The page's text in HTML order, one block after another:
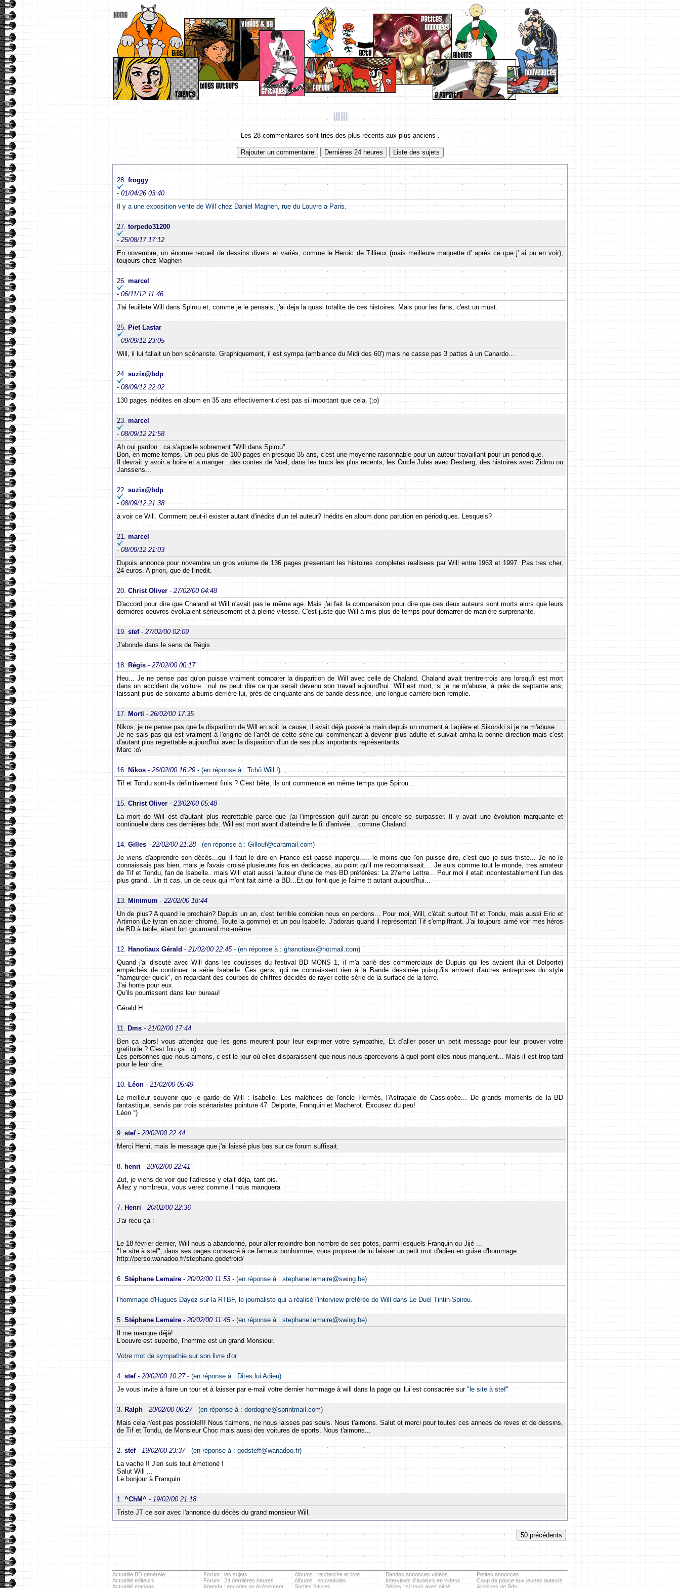
Les 28 commentaires sont triés des plus récents aux plus anciens .
28. froggy
- 01/04/26 03:40
Il y a une exposition-vente de Will chez Daniel Maghen, rue du Louvre a Paris.
27. torpedo31200
- 25/08/17 17:12
En novembre, un énorme recueil de dessins divers et variés, comme le Heroic de Tillieux (mais meilleure maquette d' après ce que j' ai pu en voir),
toujours chez Maghen
26. marcel
- 06/11/12 11:46
J'ai feuillete Will dans Spirou et, comme je le pensais, j'ai deja la quasi totalite de ces histoires. Mais pour les fans, c'est un must.
25. Piet Lastar
- 09/09/12 23:05
Will, il lui fallait un bon scénariste. Graphiquement, il est sympa (ambiance du Midi des 60') mais ne casse pas 3 pattes à un Canardo...
24. suzix@bdp
- 08/09/12 22:02
130 pages inédites en album en 35 ans effectivement c'est pas si important que cela. (;o)
23. marcel
- 08/09/12 21:58
Ah oui pardon : ca s'appelle sobrement "Will dans Spirou".
Bon, en meme temps, Un peu plus de 100 pages en presque 35 ans, c'est une moyenne raisonnable pour un auteur travaillant pour un periodique.
Il devrait y avoir a boire et a manger : des contes de Noel, dans les trucs les plus recents, les Oncle Jules avec Desberg, des histoires avec Zidrou ou
Janssens...
22. suzix@bdp
- 08/09/12 21:38
à voir ce Will. Comment peut-il exister autant d'inédits d'un tel auteur? Inédits en album donc parution en périodiques. Lesquels?
21. marcel
- 08/09/12 21:03
Dupuis annonce pour novembre un gros volume de 136 pages presentant les histoires completes realisees par Will entre 1963 et 1997. Pas tres cher,
24 euros. A priori, que de l'inedit.
20. Christ Oliver - 27/02/00 04:48
D'accord pour dire que Chaland et Will n'avait pas le même age. Mais j'ai fait la comparaison pour dire que ces deux auteurs sont morts alors que leurs
dernières oeuvres évoluaient sérieusement et à pleine vitesse. C'est juste que Will à mis plus de temps pour démarrer de manière surprenante.
19. stef- 27/02/00 02:09
J'abonde dans le sens de Régis ...
18. Régis - 27/02/00 00:17
Heu... Je ne pense pas qu'on puisse vraiment comparer la disparition de Will avec celle de Chaland. Chaland avait trentre-trois ans lorsqu'il est mort
dans un accident de voiture : nul ne peut dire ce que serait devenu son travail aujourd'hui. Will est mort, si je ne m'abuse, à près de septante ans,
laissant plus de soixante albums derrière lui, près de cinquante ans de bande dessinée, une longue carrière bien remplie.
17. Morti - 26/02/00 17:35
Nikos, je ne pense pas que la disparition de Will en soit la cause, il avait déjà passé la main depuis un moment à Lapière et Sikorski si je ne m'abuse.
Je ne sais pas qui est vraiment à l'origine de l'arrêt de cette série qui commençait à devenir plus adulte et suivait amha la bonne direction mais c'est
d'autant plus regrettable aujourd'hui avec la disparition d'un de ses plus importants représentants.
Marc :o\
16. Nikos - 26/02/00 16:29 - (en réponse à : Tchô Will !)
Tif et Tondu sont-ils définitivement finis ? C'est bête, ils ont commencé en même temps que Spirou...
15. Christ Oliver - 23/02/00 05:48
La mort de Will est d'autant plus regrettable parce que j'ai l'impression qu'il aurait pu encore se surpasser. Il y avait une évolution marquante et
continuelle dans ces dernières bds. Will est mort avant d'atteindre le fil d'arrivée... comme Chaland.
14. Gilles - 22/02/00 21:28 - (en réponse à : Gillouf@caramail.com)
Je viens d'apprendre son décés...qui il faut le dire en France est passé inaperçu..... le moins que l'on puisse dire, c'est que je suis triste... Je ne le
connaissais pas bien, mais je l'avais croisé plusieures fois en dedicaces, au point qu'il me reconnaissait.... Je suis comme tout le monde, tres amateur
de Tif et Tondu, fan de Isabelle.. mais Will etait aussi l'auteur d'une de mes BD préférées: La 27eme Lettre... Pour moi il etait incontestablement l'un des
plus grand.. Un tt cas, un de ceux qui m'ont fait aimé la BD...Et qui font que je l'aime tt autant aujourd'hui...
13. Minimum - 22/02/00 18:44
Un de plus? A quand le prochain? Depuis un an, c'est terrible combien nous en perdons... Pour moi, Will, c'était surtout Tif et Tondu, mais aussi Eric et
Artimon (Le tyran en acier chromé, Toute la gomme) et un peu Isabelle. J'adorais quand il représentait Tif s'empiffrant. J'ai toujours aimé voir mes héros
de BD à table, étant fort gourmand moi-même.
12. Hanotiaux Gérald - 21/02/00 22:45 - (en réponse à : ghanotiaux@hotmail.com)
Quand j'ai discuté avec Will dans les coulisses du festival BD MONS 1, il m'a parlé des commerciaux de Dupuis qui les avaient (lui et Delporte)
empêchés de continuer la série Isabelle. Ces gens, qui ne connaissent rien à la Bande dessinée puisqu'ils arrivent d'autres entreprises du style
"hamgurger quick", en regardant des courbes de chiffres décidés de rayer cette série de la surface de la terre.
J'ai honte pour eux.
Qu'ils pourrissent dans leur bureau!
Gérald H.
11. Dms - 21/02/00 17:44
Ben ça alors! vous attendez que les gens meurent pour leur exprimer votre sympathie, Et d’aller poser un petit message pour leur prouver votre
gratitude ? C'est fou ça. :o)
Les personnes que nous aimons, c’est le jour où elles disparaissent que nous nous apercevons à quel point elles nous manquent... Mais il est trop tard
pour le leur dire.
10. Léon - 21/02/00 05:49
Le meilleur souvenir que je garde de Will : Isabelle. Les maléfices de l'oncle Hermés, l'Astragale de Cassiopée... De grands moments de la BD
fantastique, servis par trois scénaristes pointure 47: Delporte, Franquin et Macherot. Excusez du peu!
Léon °)
9. stef- 20/02/00 22:44
Merci Henri, mais le message que j'ai laissé plus bas sur ce forum suffisait.
8. henri - 20/02/00 22:41
Zut, je viens de voir que l'adresse y etait déja, tant pis.
Allez y nombreux, vous verez comme il nous manquera
7. Henri - 20/02/00 22:36
J'ai recu ça :
Le 18 février dernier, Will nous a abandonné, pour aller rejoindre bon nombre de ses potes, parmi lesquels Franquin ou Jijé ...
"Le site à stef", dans ses pages consacré à ce fameux bonhomme, vous propose de lui laisser un petit mot d'adieu en guise d'hommage ...
http://perso.wanadoo.fr/stephane.godefroid/
6. Stéphane Lemaire - 20/02/00 11:53 - (en réponse à : stephane.lemaire@swing.be)
l'hommage d'Hugues Dayez sur la RTBF, le journaliste qui a réalisé l'interview préférée de Will dans Le Duel Tintin-Spirou.
5. Stéphane Lemaire - 20/02/00 11:45 - (en réponse à : stephane.lemaire@swing.be)
Il me manque déjà!
L'oeuvre est superbe, l'homme est un grand Monsieur.
Votre mot de sympathie sur son livre d'or
4. stef- 20/02/00 10:27 - (en réponse à : Dites lui Adieu)
Je vous invite à faire un tour et à laisser par e-mail votre dernier hommage à will dans la page qui lui est consacrée sur "le site à stef"
3. Ralph - 20/02/00 06:27 - (en réponse à : dordogne@sprintmail.com)
Mais cela n'est pas possible!!! Nous t'aimons, ne nous laisses pas seuls. Nous t'aimons. Salut et merci pour toutes ces annees de reves et de dessins,
de Tif et Tondu, de Monsieur Choc mais aussi des voitures de sports. Nous t'aimons...
2. stef- 19/02/00 23:37 - (en réponse à : godsteff@wanadoo.fr)
La vache !! J'en suis tout émotioné !
Salut Will ...
Le bonjour à Franquin.
1. ^ChM^ - 19/02/00 21:18
Triste JT ce soir avec l'annonce du décès du grand monsieur Will.
Actualité BD générale
Actualité editeurs
Actualité mangas
Forum : les sujets
Forum : 24 dernières heures
Agenda : encoder un évènement
Albums : recherche et liste
Albums : nouveautés
Sorties futures
Bandes annonces vidéos
Interviews d'auteurs en videos
Séries : si vous avez aimé...
Petites annonces
Coup de pouce aux jeunes auteurs
Archives de Bdp